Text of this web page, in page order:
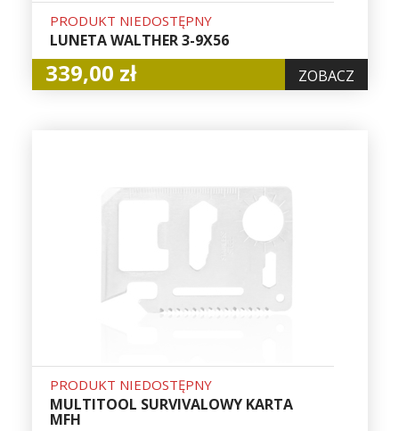
PRODUKT NIEDOSTĘPNY
LUNETA WALTHER 3-9X56
339,00 zł ZOBACZ
PRODUKT NIEDOSTĘPNY
MULTITOOL SURVIVALOWY KARTA
MFH